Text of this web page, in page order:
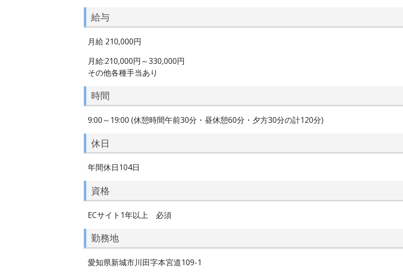
給与
月給 210,000円
月給:210,000円～330,000円
その他各種手当あり
時間
9:00～19:00 (休憩時間午前30分・昼休憩60分・夕方30分の計120分)
休日
年間休日104日
資格
ECサイト1年以上 必須
勤務地
愛知県新城市川田字本宮道109-1